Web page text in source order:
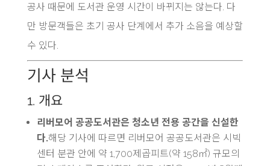
공사 때문에 도서관 운영 시간이 바뀌지는 않는다. 다
만 방문객들은 초기 공사 단계에서 추가 소음을 예상할
수 있다.
기사 분석
1. 개요
리버모어 공공도서관은 청소년 전용 공간을 신설한
다.해당 기사에 따르면 리버모어 공공도서관은 시빅
센터 분관 안에 약 1,700제곱피트(약 158㎡) 규모의